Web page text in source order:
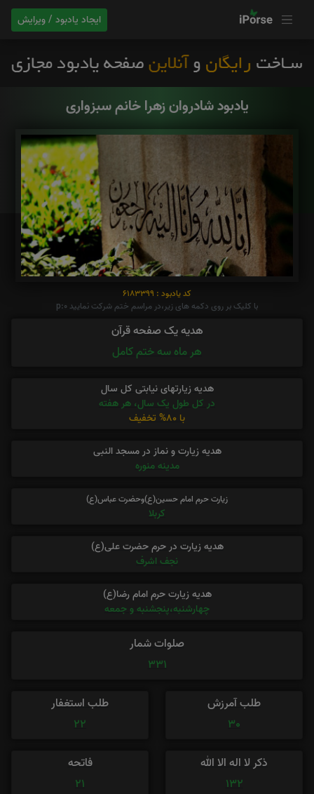
ایجاد یادبود / ویرایش
یادبود شادروان زهرا خانم سبزواری
کد یادبود : 6183399
با کلیک بر روی دکمه های زیر،در مراسم ختم شرکت نمایید p:0
هدیه یک صفحه قرآن
هر ماه سه ختم کامل
هدیه زیارتهای نیابتی کل سال
در کل طول یک سال، هر هفته
با 80% تخفیف
هدیه زیارت و نماز در مسجد النبی
مدینه منوره
زیارت حرم امام حسین(ع)وحضرت عباس(ع)
کربلا
هدیه زیارت در حرم حضرت علی(ع)
نجف اشرف
هدیه زیارت حرم امام رضا(ع)
چهارشنبه،پنجشنبه و جمعه
صلوات شمار
331
طلب آمرزش
30
طلب استغفار
22
ذکر لا اله الا الله
132
فاتحه
21